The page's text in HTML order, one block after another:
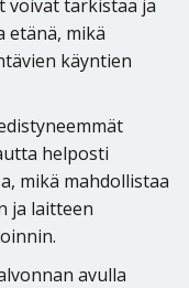
voivat tarkistaa ja
etänä, mikä
käyntien
helposti
mikä mahdollistaa
ja laitteen
avulla